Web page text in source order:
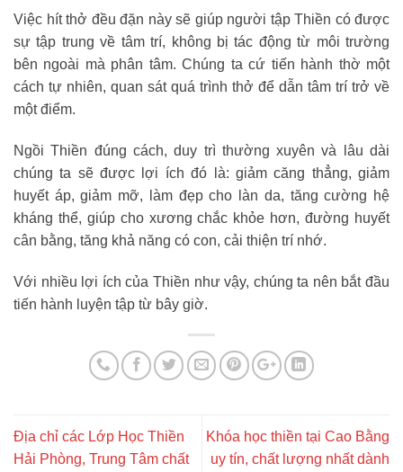
Việc hít thở đều đặn này sẽ giúp người tập Thiền có được
sự tập trung về tâm trí, không bị tác động từ môi trường
bên ngoài mà phân tâm. Chúng ta cứ tiến hành thờ một
cách tự nhiên, quan sát quá trình thở để dẫn tâm trí trở về
một điểm.
Ngồi Thiền đúng cách, duy trì thường xuyên và lâu dài
chúng ta sẽ được lợi ích đó là: giảm căng thẳng, giảm
huyết áp, giảm mỡ, làm đẹp cho làn da, tăng cường hệ
kháng thể, giúp cho xương chắc khỏe hơn, đường huyết
cân bằng, tăng khả năng có con, cải thiện trí nhớ.
Với nhiều lợi ích của Thiền như vậy, chúng ta nên bắt đầu
tiến hành luyện tập từ bây giờ.
Địa chỉ các Lớp Học Thiền
Hải Phòng, Trung Tâm chất
Khóa học thiền tại Cao Bằng
uy tín, chất lượng nhất dành